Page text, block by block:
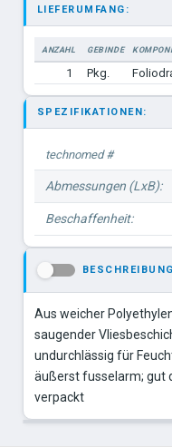
LIEFERUMFANG:
ANZAHL GEBINDE
1
Pkg.
SPEZIFIKATIONEN:
technomed #
Abmessungen (LxB):
Beschaffenheit:
Aus weicher
saugender
undurchlässig für
äußerst fusselarm; gut
verpackt